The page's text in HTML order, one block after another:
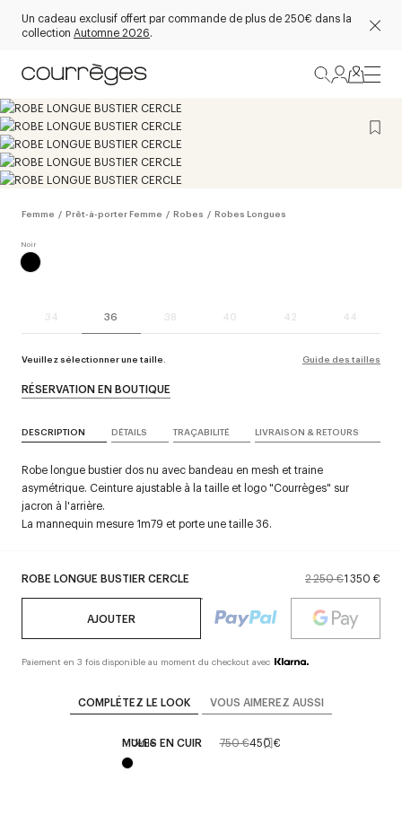
Un cadeau exclusif offert par commande de plus de 250€ dans la
collection Automne 2026.
Femme / Prêt-à-porter Femme / Robes / Robes Longues
34 36 38 40 42 44
Veuillez sélectionner une taille. Guide des tailles
ROBE LONGUE BUSTIER CERCLE 2 250 €1 350 €
AJOUTER
Paiement en 3 fois disponible au moment du checkout avec
RÉSERVATION EN BOUTIQUE
DESCRIPTION DÉTAILS TRAÇABILITÉ LIVRAISON & RETOURS
Robe longue bustier dos nu avec bandeau en mesh et traine
asymétrique. Ceinture ajustable à la taille et logo "Courrèges" sur
jacron à l'arrière.
La mannequin mesure 1m79 et porte une taille 36.
COMPLÉTEZ LE LOOK VOUS AIMEREZ AUSSI
Défilé
MULES EN CUIR 750 €450 €